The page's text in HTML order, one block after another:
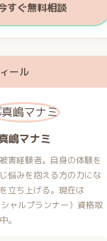
すぐ無料相談
ール
嶋マナミ
害経験者。自身の体験を
悩みを抱える方の力にな
立ち上げる。現在は
ャルプランナー）資格取
。